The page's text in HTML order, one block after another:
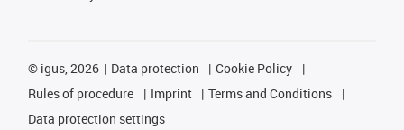
© igus, 2026 Data protection
Cookie Policy
Rules of procedure
Imprint
Terms and Conditions
Data protection settings